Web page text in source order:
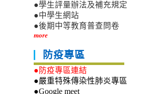
●學生評量辦法及補充規定
●中學生網站
●後期中等教育普查問卷
more
防疫專區
●防疫專區連結
●嚴重特殊傳染性肺炎專區
●Google meet